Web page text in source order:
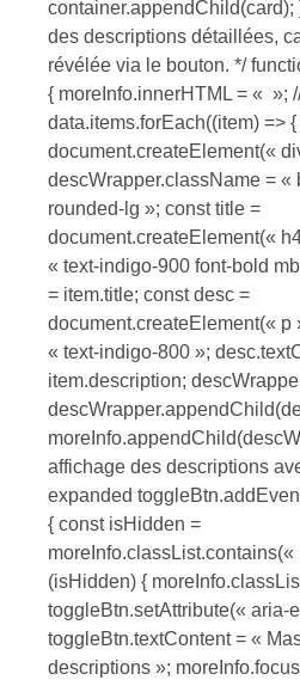
container.appendChild(card);
des descriptions détaillées,
révélée via le bouton. */
{ moreInfo.innerHTML = « »;
data.items.forEach((item) =>
document.createElement(«
descWrapper.className = «
rounded-lg »; const title =
document.createElement(«
« text-indigo-900 font-bold
= item.title; const desc =
document.createElement(« p
« text-indigo-800 »;
item.description;
affichage des descriptions
expanded
{ const isHidden =
moreInfo.classList.contains(«
(isHidden) {
toggleBtn.setAttribute(« aria-
toggleBtn.textContent = «
descriptions »;